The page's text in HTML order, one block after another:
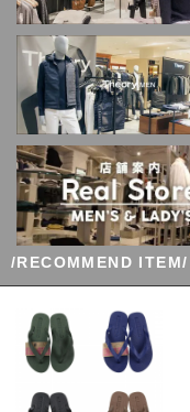
/RECOMMEND ITEM/